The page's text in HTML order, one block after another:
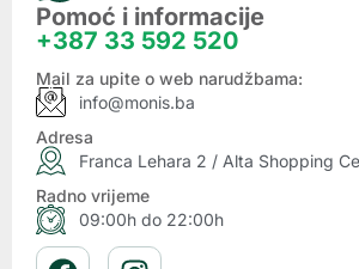
Pomoć i informacije
+387 33 592 520
Mail za upite o web narudžbama:
info@monis.ba
Adresa
Franca Lehara 2 / Alta Shopping
Radno vrijeme
09:00h do 22:00h